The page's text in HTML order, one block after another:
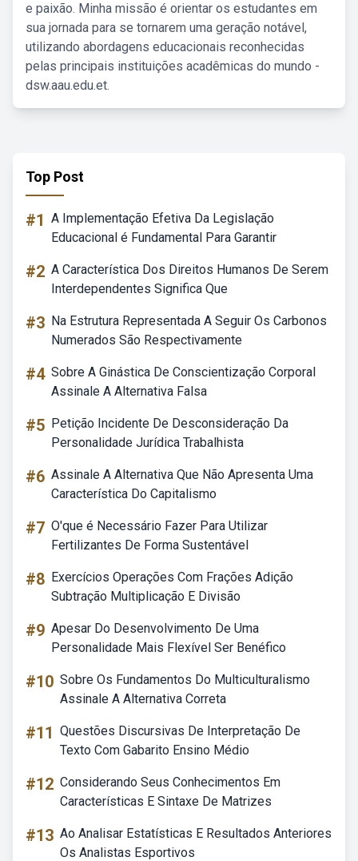
e paixão. Minha missão é orientar os estudantes em
sua jornada para se tornarem uma geração notável,
utilizando abordagens educacionais reconhecidas
pelas principais instituições acadêmicas do mundo -
dsw.aau.edu.et.
Top Post
#1 A Implementação Efetiva Da Legislação
Educacional é Fundamental Para Garantir
#2 A Característica Dos Direitos Humanos De Serem
Interdependentes Significa Que
#3 Na Estrutura Representada A Seguir Os Carbonos
Numerados São Respectivamente
#4 Sobre A Ginástica De Conscientização Corporal
Assinale A Alternativa Falsa
#5 Petição Incidente De Desconsideração Da
Personalidade Jurídica Trabalhista
#6 Assinale A Alternativa Que Não Apresenta Uma
Característica Do Capitalismo
#7 O'que é Necessário Fazer Para Utilizar
Fertilizantes De Forma Sustentável
#8 Exercícios Operações Com Frações Adição
Subtração Multiplicação E Divisão
#9 Apesar Do Desenvolvimento De Uma
Personalidade Mais Flexível Ser Benéfico
#10 Sobre Os Fundamentos Do Multiculturalismo
Assinale A Alternativa Correta
#11 Questões Discursivas De Interpretação De
Texto Com Gabarito Ensino Médio
#12 Considerando Seus Conhecimentos Em
Características E Sintaxe De Matrizes
#13 Ao Analisar Estatísticas E Resultados Anteriores
Os Analistas Esportivos